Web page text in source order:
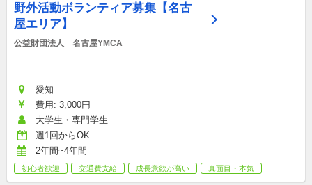
野外活動ボランティア募集【名古
屋エリア】
公益財団法人　名古屋YMCA
愛知
費用: 3,000円
大学生・専門学生
週1回からOK
2年間~4年間
初心者歓迎 交通費支給 成長意欲が高い 真面目・本気